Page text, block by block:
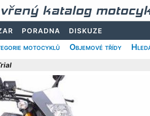
katalog
PORADNA DISKUZE
motocyklů Objemové třídy